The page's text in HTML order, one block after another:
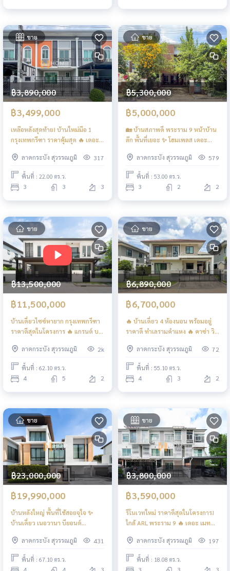
ขาย
฿3,890,000
฿3,499,000
เหลือหลังสุดท้าย! บ้านใหม่มือ 1
กรุงเทพกรีฑา ราคาคุ้มสุด 🔥 เดอะ
กรุงเทพกรีฑา / 3 ห้องนอน (ขาย),
The Verona Village Rama 9 -
Krungthepkrita / 3 Bedrooms
(FOR SALE) BZD167
ลาดกระบัง สุวรรณภูมิ 317
พื้นที่ : 22.00 ตร.ว.
3 3 3
ขาย
฿5,300,000
฿5,000,000
🏡 บ้านสภาพดี พระราม 9 หน้าบ้าน
ลึก พื้นที่เยอะ ✨ โฮมเพลส เดอะ
นอน (ขาย), Home Place The
Park Wongwan - Rama 9 / 3
Bedrooms (FOR SALE) AA348
ลาดกระบัง สุวรรณภูมิ 579
พื้นที่ : 53.00 ตร.ว.
3 2 2
ขาย
฿13,500,000
฿11,500,000
บ้านเดี่ยวไซซ์หายาก กรุงเทพกรีฑา
ราคาดีสุดในโครงการ 🔥 แกรนด์ บริ
4 ห้องนอน (ขาย), Grand Britania
Rama 9 - Krungthep Kreetha / 4
Bedrooms (FOR SALE) AA426
ลาดกระบัง สุวรรณภูมิ 2k
พื้นที่ : 62.10 ตร.ว.
4 5 2
ขาย
฿6,890,000
฿6,700,000
🔥 บ้านเดี่ยว 4 ห้องนอน พร้อมอยู่
ราคาดี ทำเลรามคำแหง 🔥 คาซ่า วิ
นอน (ขาย), Casa Ville
Ramkhamhaeng - Wongwaen 2 /
4 Bedrooms (FOR SALE) AA656
ลาดกระบัง สุวรรณภูมิ 72
พื้นที่ : 55.10 ตร.ว.
4 3 2
ขาย
฿23,000,000
฿19,990,000
บ้านหลังใหญ่ พื้นที่ใช้สอยจุใจ ✨
บ้านเดี่ยว เนอวานา บียอนด์
Nirvana Beyond Srinakarin /
Detached House 4 Bedrooms
(FOR SALE) FON141
ลาดกระบัง สุวรรณภูมิ 431
พื้นที่ : 67.10 ตร.ว.
ขาย
฿3,800,000
฿3,590,000
รีโนเวทใหม่ ราคาดีสุดในโครงการ!
ใกล้ ARL พระราม 9 🔥 เดอะ เมท
The Metro Rama 9 / 3
Bedrooms (FOR SALE) FON273
ลาดกระบัง สุวรรณภูมิ 197
พื้นที่ : 18.08 ตร.ว.